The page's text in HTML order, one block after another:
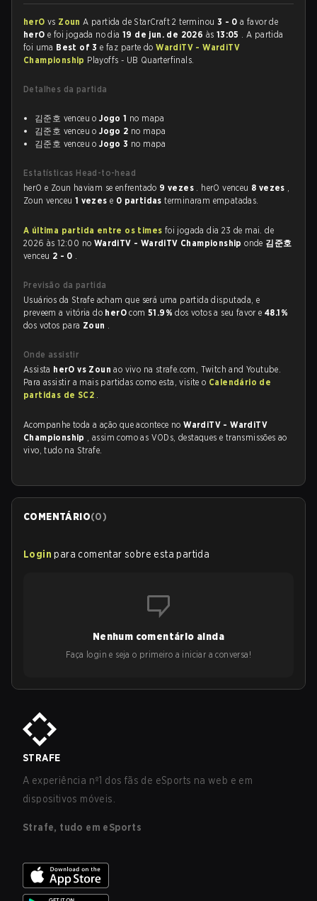
herO vs ZounA partida de StarCraft 2 terminou 3 - 0 a favor de
herO e foi jogada no dia 19 de jun. de 2026 às 13:05 . A partida
foi uma Best of 3e faz parte doWardiTV - WardiTV
Championship Playoffs - UB Quarterfinals.
Detalhes da partida
김준호 venceu oJogo 1 no mapa
김준호 venceu oJogo 2 no mapa
김준호 venceu oJogo 3 no mapa
Estatísticas Head-to-head
herO e Zoun haviam se enfrentado 9 vezes . herO venceu 8 vezes ,
Zoun venceu 1 vezese 0 partidasterminaram empatadas.
A última partida entre os times foi jogada dia 23 de mai. de
2026 às 12:00 no WardiTV - WardiTV Championshiponde 김준호
venceu 2 - 0 .
Previsão da partida
Usuários da Strafe acham que será uma partida disputada, e
preveem a vitória do herOcom51.9%dos votos a seu favor e48.1%
dos votos para Zoun .
Onde assistir
Assista herO vs Zounao vivo na strafe.com, Twitch and Youtube.
Para assistir a mais partidas como esta, visite o Calendário de
partidas de SC2 .
Acompanhe toda a ação que acontece noWardiTV - WardiTV
Championship , assim como as VODs, destaques e transmissões ao
vivo, tudo na Strafe.
COMENTÁRIO(0)
Login para comentar sobre esta partida
Nenhum comentário ainda
Faça login e seja o primeiro a iniciar a conversa!
STRAFE
A experiência nº1 dos fãs de eSports na web e em
dispositivos móveis.
Strafe, tudo em eSports